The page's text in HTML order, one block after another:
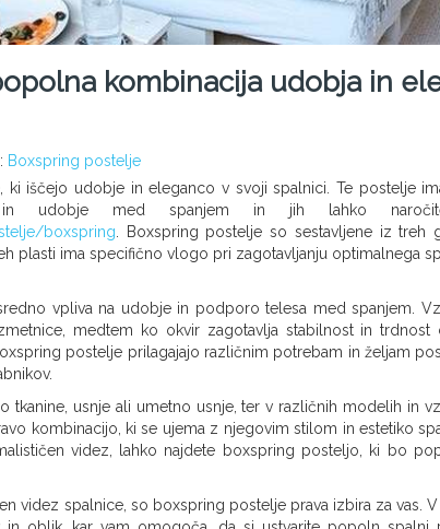
kombinacija udobja in
Boxspring postelje
iščejo udobje in eleganco v svoji spalnici. Te postelje
in udobje med spanjem in jih lahko
boxspring . Boxspring postelje so sestavljene iz treh
plasti ima specifično vlogo pri zagotavljanju optimalnega
vpliva na udobje in podporo telesa med spanjem.
medtem ko okvir zagotavlja stabilnost in trdnost
postelje prilagajajo različnim potrebam in željam
tkanine, usnje ali umetno usnje, ter v različnih modelih in
kombinacijo, ki se ujema z njegovim stilom in estetiko
videz, lahko najdete boxspring posteljo, ki bo
videz spalnice, so boxspring postelje prava izbira za vas.